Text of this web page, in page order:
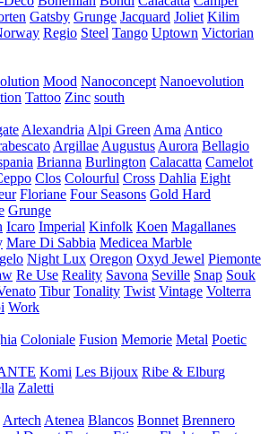
Gatsby Grunge Jacquard Joliet Kilim
Regio Steel Tango Uptown Victorian
Mood Nanoconcept Nanoevolution
Tattoo Zinc south
Alexandria Alpi Green Ama Antico
Argillae Augustus Aurora Bellagio
Brianna Burlington Calacatta Camelot
Clos Colourful Cross Dahlia Eight
Floriane Four Seasons Gold Hard
Grunge
Icaro Imperial Kinfolk Koen Magallanes
Mare Di Sabbia Medicea Marble
Night Lux Oregon Oxyd Jewel Piemonte
Re Use Reality Savona Seville Snap Souk
Tibur Tonality Twist Vintage Volterra
Work
Coloniale Fusion Memorie Metal Poetic
Komi Les Bijoux Ribe & Elburg
Zaletti
Artech Atenea Blancos Bonnet Brennero